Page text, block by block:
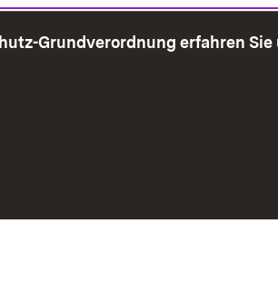
Grundverordnung erfahren Sie